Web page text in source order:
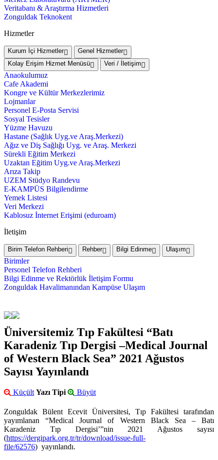
Veritabanı & Araştırma Hizmetleri
Zonguldak Teknokent
Hizmetler
Kurum İçi Hizmetler
Genel Hizmetler
Kolay Erişim Hizmet Menüsü
Veri / İletişim
Anaokulumuz
Cafe Akademi
Kongre ve Kültür Merkezlerimiz
Lojmanlar
Personel E-Posta Servisi
Sosyal Tesisler
Yüzme Havuzu
Hastane (Sağlık Uyg.ve Araş.Merkezi)
Ağız ve Diş Sağlığı Uyg. ve Araş. Merkezi
Sürekli Eğitim Merkezi
Uzaktan Eğitim Uyg.ve Araş.Merkezi
Arıza Takip
UZEM Stüdyo Randevu
E-KAMPÜS Bilgilendirme
Yemek Listesi
Veri Merkezi
Kablosuz İnternet Erişimi (eduroam)
İletişim
Birim Telefon Rehberi Rehber Bilgi Edinme Ulaşım
Birimler
Personel Telefon Rehberi
Bilgi Edinme ve Rektörlük İletişim Formu
Zonguldak Havalimanından Kampüse Ulaşım
Üniversitemiz Tıp Fakültesi “Batı
Karadeniz Tıp Dergisi –Medical Journal
of Western Black Sea” 2021 Ağustos
Sayısı Yayınlandı
Küçült Yazı Tipi Büyüt
Zonguldak Bülent Ecevit Üniversitesi, Tıp Fakültesi tarafından
yayımlanan “Medical Journal of Western Black Sea – Batı
Karadeniz Tıp Dergisi’”nin 2021 Ağustos sayısı
(https://dergipark.org.tr/tr/download/issue-full-
file/62576) yayınlandı.